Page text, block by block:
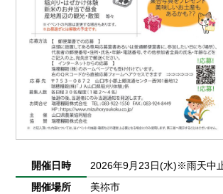
開催日時
2026年9月23日(水)※雨天中
開催場所
美祢市